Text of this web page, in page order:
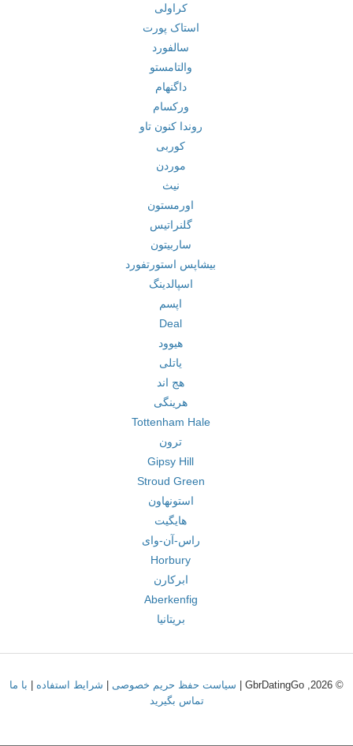
کراولی
استاک پورت
سالفورد
والتامستو
داگنهام
ورکسام
روندا کنون تاو
کوربی
موردن
نیث
اورمستون
گلنراتیس
ساربیتون
بیشاپس استورتفورد
اسپالدینگ
اپسم
Deal
هیوود
یاتلی
هج اند
هرینگی
Tottenham Hale
ترون
Gipsy Hill
Stroud Green
استونهاون
هایگیت
راس-آن-وای
Horbury
ابرکارن
Aberkenfig
بریتانیا
© 2026, GbrDatingGo | سیاست حفظ حریم خصوصی شرایط استفاده
با ما
تماس بگیرید